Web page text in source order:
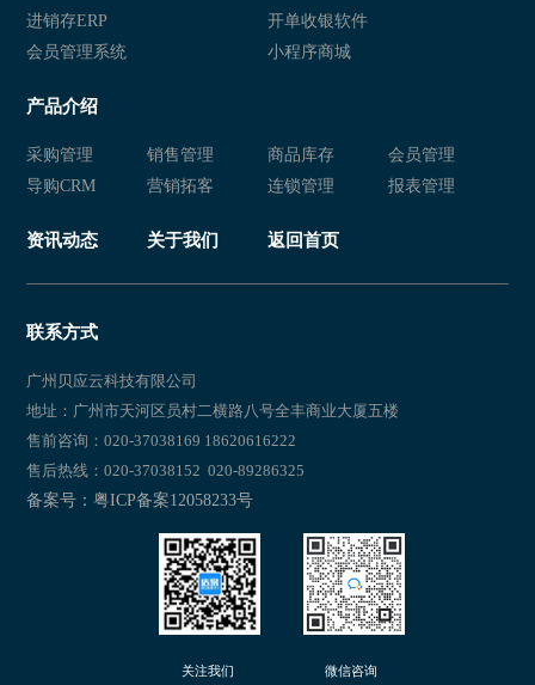
服装零售收银软件推荐 服装零售收银软件排名
服装零售收银系统推荐
服装零售店收银系统软件推荐
服装零售店收银系统推荐
线下服装店收银小程序推荐 线下服装店收银小程序排名
线下服装店收银管理系统推荐 线下服装店收银管理系统排名
线下服装店收银系统软件推荐 线下服装店收银系统软件排名
线下服装店收银系统推荐 线下服装店收银系统排名
实体服装店收银小程序推荐 实体服装店收银小程序排名
进销存ERP
开单收银软件
会员管理系统
小程序商城
产品介绍
采购管理 销售管理 商品库存
会员管理
导购CRM
营销拓客 连锁管理 报表管理
资讯动态 关于我们 返回首页
联系方式
广州贝应云科技有限公司
地址：广州市天河区员村二横路八号全丰商业大厦五楼
售前咨询：020-37038169 18620616222
售后热线：020-37038152 020-89286325
备案号：粤ICP备案12058233号
关注我们 微信咨询